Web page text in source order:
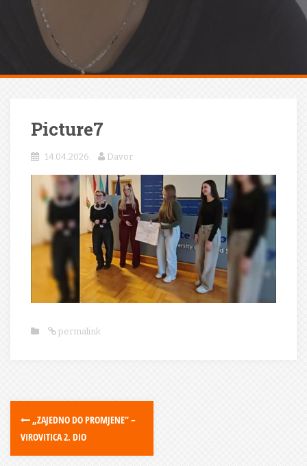
Picture7
14.04.2026. Davor
permalink
„ZAJEDNO DO PROMJENE“ –
VIROVITICA 2. DIO